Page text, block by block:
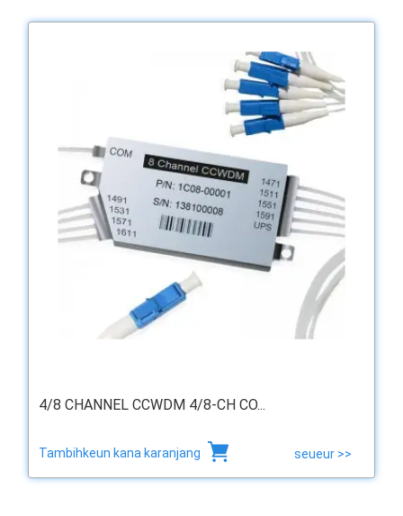
4/8 CHANNEL CCWDM 4/8-CH CO...
Tambihkeun kana karanjang seueur >>